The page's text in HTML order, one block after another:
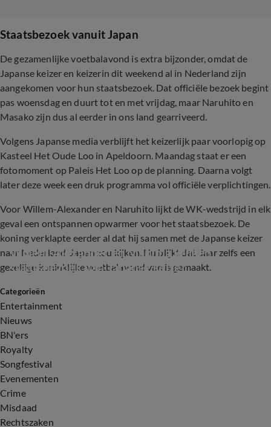
Staatsbezoek vanuit Japan
De gezamenlijke voetbalavond is extra bijzonder, omdat de
Japanse keizer en keizerin dit weekend al in Nederland zijn
aangekomen voor hun staatsbezoek. Dat officiële bezoek begint
pas woensdag en duurt tot en met vrijdag, maar Naruhito en
Masako zijn dus al eerder in ons land gearriveerd.
Volgens Japanse media verblijft het keizerlijk paar voorlopig op
Kasteel Het Oude Loo in Apeldoorn. Maandag staat er een
fotomoment op Paleis Het Loo op de planning. Daarna volgt
later deze week een druk programma vol officiële verplichtingen.
Voor Willem-Alexander en Naruhito lijkt de WK-wedstrijd in elk
geval een ontspannen opwarmer voor het staatsbezoek. De
koning verklapte eerder al dat hij samen met de Japanse keizer
naar Nederland-Japan zou kijken. Nu blijkt dat daar zelfs een
gezellige koninklijke voetbalavond van is gemaakt.
2:14
Willem-Alexander en Máxima krijgen
staatsbezoek van Japanse keizer
Categorieën
Entertainment
Nieuws
BN'ers
Royalty
Songfestival
Evenementen
Crime
Misdaad
Rechtszaken